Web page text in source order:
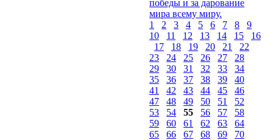
победы и за дарование
мира всему миру.
1
2 3 4 5 6 7 8
9
10
11 12 13 14 15
16
17
18 19 20 21
22
23
24 25 26 27
28
29
30 31 32 33
34
35
36 37 38 39
40
41
42 43 44 45
46
47
48 49 50 51
52
53
54 55 56 57
58
59
60 61 62 63
64
65
66 67 68 69
70